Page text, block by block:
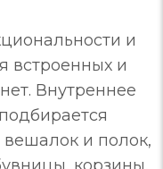
и
встроенных и
Внутреннее
и полок,